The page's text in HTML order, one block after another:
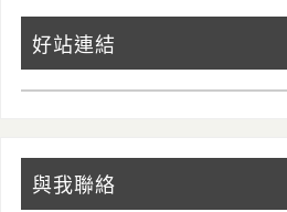
好站連結
與我聯絡